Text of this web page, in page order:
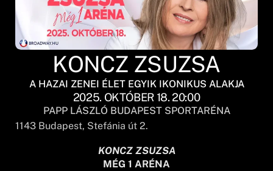
KONCZ ZSUZSA
A HAZAI ZENEI ÉLET EGYIK IKONIKUS ALAKJA
2025. OKTÓBER 18. 20:00
PAPP LÁSZLÓ BUDAPEST SPORTARÉNA
1143 Budapest, Stefánia út 2.
KONCZ ZSUZSA
MÉG 1 ARÉNA